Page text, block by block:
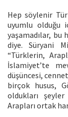
Hep söylenir
uyumlu olduğu
yaşamadılar, bu
diye. Süryani
“Türklerin,
İslamiyet’te
düşüncesi,
birçok husus,
oldukları
Arapları ortak